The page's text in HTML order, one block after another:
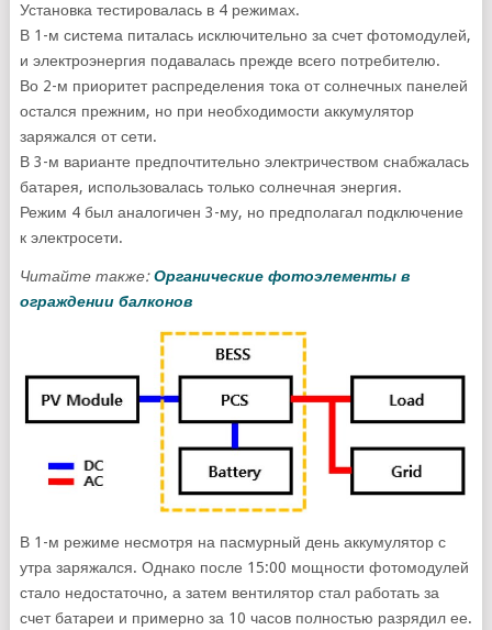
Установка тестировалась в 4 режимах.
В 1-м система питалась исключительно за счет фотомодулей,
и электроэнергия подавалась прежде всего потребителю.
Во 2-м приоритет распределения тока от солнечных панелей
остался прежним, но при необходимости аккумулятор
заряжался от сети.
В 3-м варианте предпочтительно электричеством снабжалась
батарея, использовалась только солнечная энергия.
Режим 4 был аналогичен 3-му, но предполагал подключение
к электросети.
Читайте также:Органические фотоэлементы в
ограждении балконов
В 1-м режиме несмотря на пасмурный день аккумулятор с
утра заряжался. Однако после 15:00 мощности фотомодулей
стало недостаточно, а затем вентилятор стал работать за
счет батареи и примерно за 10 часов полностью разрядил ее.